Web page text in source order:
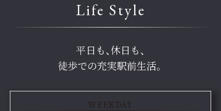
ブランシエラ
Life Style
平日も、休日も、
徒歩での充実駅前生活。
WEEKDAY